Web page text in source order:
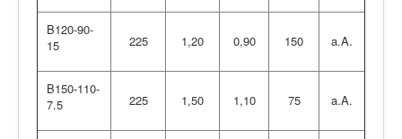
B120-90-
15
225 1,20 0,90 150 a.A.
B150-110-
7.5
225 1,50 1,10 75 a.A.